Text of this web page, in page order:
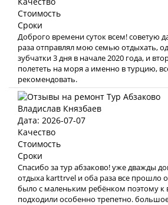
Стоимость
Сроки
Доброго времени суток всем! советую
раза отправлял мою семью отдыхать,
зубчатки 3 дня в начале 2020 года, и
полететь на моря а именно в турцию,
рекомендовать.
Владислав Князбаев
Дата: 2026-07-07
Качество
Стоимость
Сроки
Спасибо за тур абзаково! уже дважды
отдыха karttrvel и оба раза все прошло
было с маленьким ребёнком поэтому к
подходили особенно трепетно.